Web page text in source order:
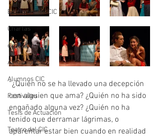
Ediciones del CIC
Charlas
exposiciones
ActuaciónCIC
Alumnos CIC
Festivales
Tesis de Actuación
Teatro del CIC
“¿Quién no se ha llevado una decepción
con alguien que ama? ¿Quién no ha sido
engañado alguna vez? ¿Quién no ha
tenido que derramar lágrimas, o
aparentar estar bien cuando en realidad